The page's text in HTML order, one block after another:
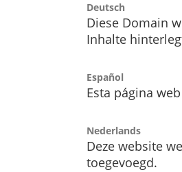
Deutsch
Diese Domain
Inhalte
Español
Esta página
Nederlands
Deze website
toegevoegd.